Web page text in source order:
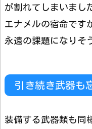
が割れてしまいまし
エナメルの宿命です
永遠の課題になりそ
引き続き武器も
装備する武器類も同